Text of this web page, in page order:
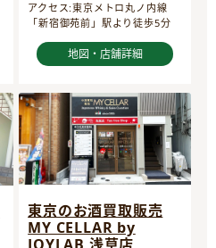
アクセス:東京メトロ丸ノ内線
「新宿御苑前」駅より徒歩5分
地図・店舗詳細
東京のお酒買取販売
MY CELLAR by
JOYLAB 浅草店